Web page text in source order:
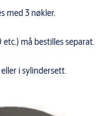
med 3 nøkler.
må bestilles separat.
i sylindersett.